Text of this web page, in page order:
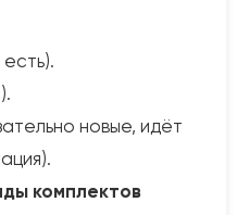
новые, идёт
комплектов